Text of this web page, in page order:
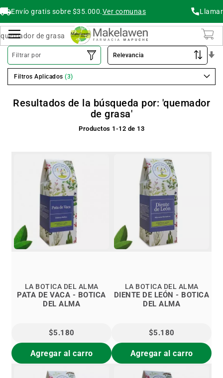
Envío gratis sobre $35.000.Ver comunas Llamar
Resultados de la búsqueda por: 'quemador
de grasa'
Productos 1 -12 de 13
PATA DE VACA - BOTICA
DEL ALMA
LA BOTICA DEL ALMA
$5.180
Agregar al carro
DIENTE DE LEÓN - BOTICA
DEL ALMA
LA BOTICA DEL ALMA
$5.180
Agregar al carro
Filtrar por
Filtros Aplicados